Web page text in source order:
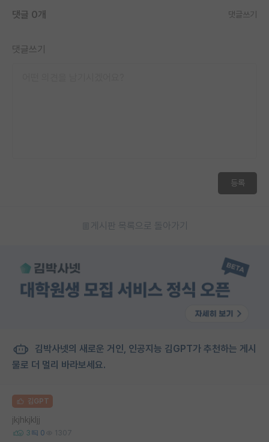
장학금/장학생 게시판
댓글 0개 댓글쓰기
댓글쓰기
등록
게시판 목록으로 돌아가기
김박사넷의 새로운 거인, 인공지능 김GPT가 추천하는 게시
물로 더 멀리 바라보세요.
김GPT
jkjhkjkljj
3 0 1307